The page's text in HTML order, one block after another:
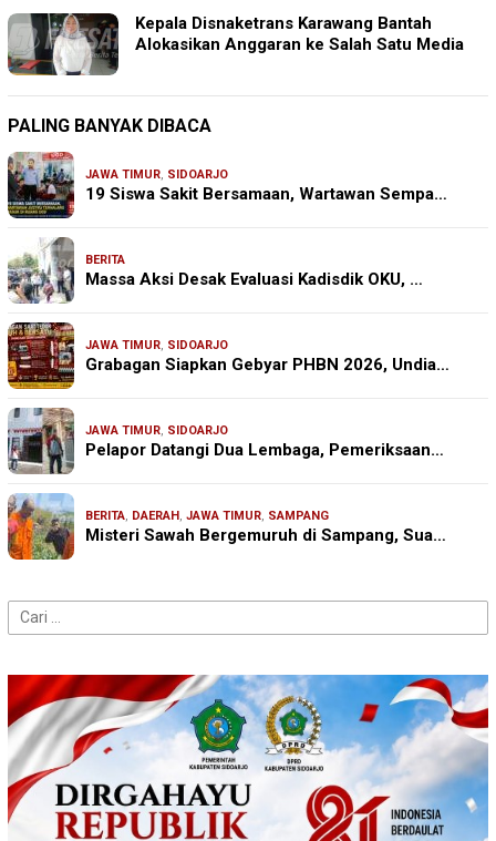
Kepala Disnaketrans Karawang Bantah
Alokasikan Anggaran ke Salah Satu Media
PALING BANYAK DIBACA
JAWA TIMUR, SIDOARJO
19 Siswa Sakit Bersamaan, Wartawan Sempa…
BERITA
Massa Aksi Desak Evaluasi Kadisdik OKU, …
JAWA TIMUR, SIDOARJO
Grabagan Siapkan Gebyar PHBN 2026, Undia…
JAWA TIMUR, SIDOARJO
Pelapor Datangi Dua Lembaga, Pemeriksaan…
BERITA, DAERAH, JAWA TIMUR, SAMPANG
Misteri Sawah Bergemuruh di Sampang, Sua…
Cari
untuk: